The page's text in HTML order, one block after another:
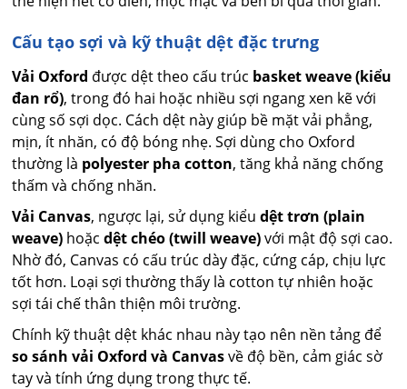
Cấu tạo sợi và kỹ thuật dệt đặc trưng
Vải Oxford được dệt theo cấu trúc basket weave (kiểu
đan rổ), trong đó hai hoặc nhiều sợi ngang xen kẽ với
cùng số sợi dọc. Cách dệt này giúp bề mặt vải phẳng,
mịn, ít nhăn, có độ bóng nhẹ. Sợi dùng cho Oxford
thường là polyester pha cotton, tăng khả năng chống
thấm và chống nhăn.
Vải Canvas, ngược lại, sử dụng kiểudệt trơn (plain
weave) hoặcdệt chéo (twill weave)với mật độ sợi cao.
Nhờ đó, Canvas có cấu trúc dày đặc, cứng cáp, chịu lực
tốt hơn. Loại sợi thường thấy là cotton tự nhiên hoặc
sợi tái chế thân thiện môi trường.
Chính kỹ thuật dệt khác nhau này tạo nên nền tảng để
so sánh vải Oxford và Canvasvề độ bền, cảm giác sờ
tay và tính ứng dụng trong thực tế.